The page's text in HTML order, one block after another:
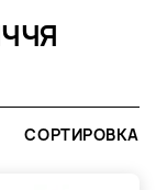
СОРТИРОВКА